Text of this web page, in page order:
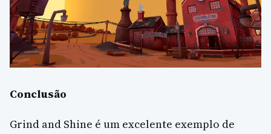
Conclusão
Grind and Shine é um excelente exemplo de